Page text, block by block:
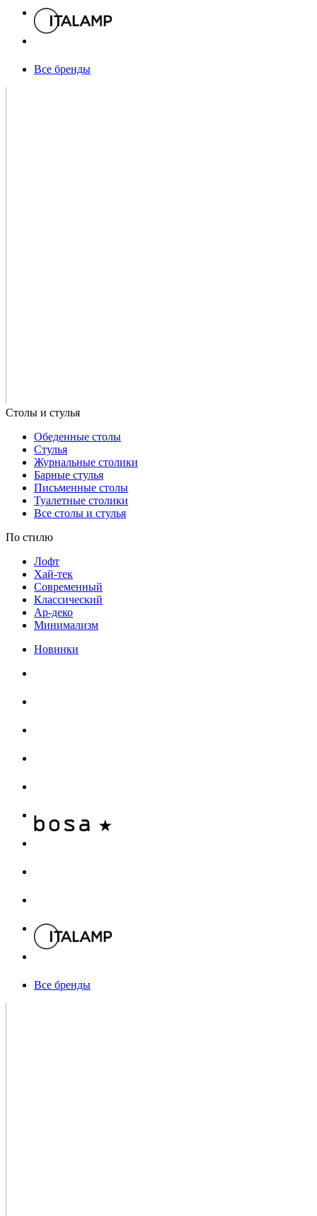
Обеденные столы
Стулья
Журнальные столики
Барные стулья
Письменные столы
Туалетные столики